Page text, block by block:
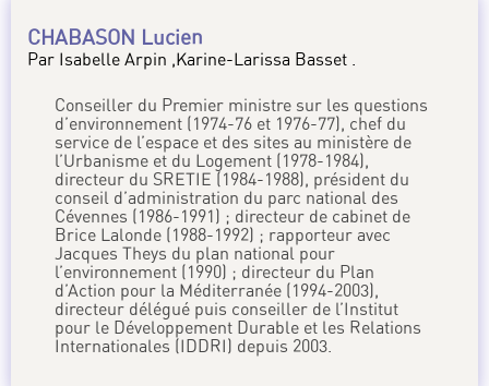
CHABASON Lucien
Par Isabelle Arpin ,Karine-Larissa Basset .
Conseiller du Premier ministre sur les questions
d’environnement (1974-76 et 1976-77), chef du
service de l’espace et des sites au ministère de
l’Urbanisme et du Logement (1978-1984),
directeur du SRETIE (1984-1988), président du
conseil d’administration du parc national des
Cévennes (1986-1991) ; directeur de cabinet de
Brice Lalonde (1988-1992) ; rapporteur avec
Jacques Theys du plan national pour
l’environnement (1990) ; directeur du Plan
d’Action pour la Méditerranée (1994-2003),
directeur délégué puis conseiller de l’Institut
pour le Développement Durable et les Relations
Internationales (IDDRI) depuis 2003.